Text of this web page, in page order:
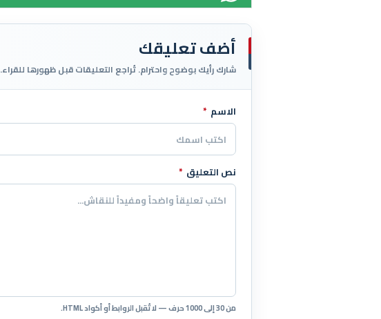
أضف تعليقك
شارك رأيك بوضوح واحترام. تُراجع التعليقات قبل ظهورها للقراء.
اترك هذا الحقل فارغاً
الاسم *
نص التعليق *
من 30 إلى 1000 حرف — لا تُقبل الروابط أو أكواد HTML.